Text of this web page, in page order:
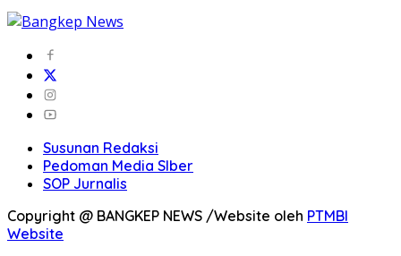
Susunan Redaksi
Pedoman Media SIber
SOP Jurnalis
Copyright @ BANGKEP NEWS /Website oleh PTMBI
Website